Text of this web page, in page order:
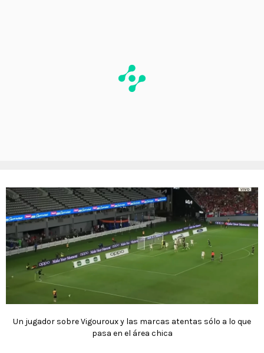
Un jugador sobre Vigouroux y las marcas atentas sólo a lo que
pasa en el área chica